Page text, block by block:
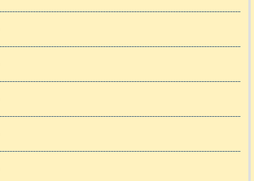
り
市
熊
震
援